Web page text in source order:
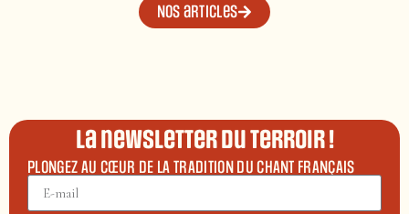
Nos articles
La newsletter du terroir !
PLONGEZ AU CŒUR DE LA TRADITION DU CHANT FRANÇAIS